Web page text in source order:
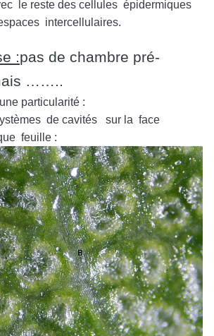
le reste des cellules épidermiques
intercellulaires.
:pas de chambre pré-
……..
une particularité :
de cavités sur la face
feuille :